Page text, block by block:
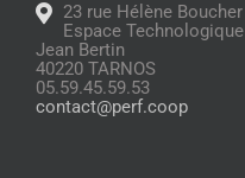
23 rue Hélène Boucher
Espace Technologique
Jean Bertin
40220 TARNOS
05.59.45.59.53
contact@perf.coop